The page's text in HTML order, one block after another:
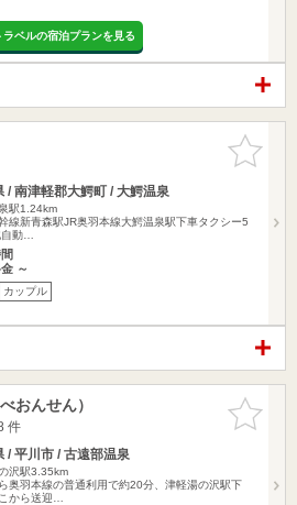
ラベルの宿泊プランを見る
お気に入
りに追加
/ 南津軽郡大鰐町 / 大鰐温泉
駅1.24km
線新青森駅JR奥羽本線大鰐温泉駅下車タクシー5
動…
～
カップル
お気に入
りに追加
おんせん）
件
/ 平川市 / 古遠部温泉
沢駅3.35km
奥羽本線の普通利用で約20分、津軽湯の沢駅下
から送迎…